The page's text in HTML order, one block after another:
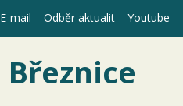
Březnice
E-mail Odběr aktualit Youtube